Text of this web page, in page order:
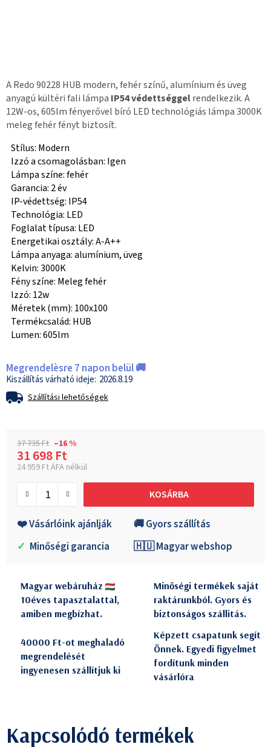
A Redo 90228 HUB modern, fehér színű, alumínium és üveg
anyagú kültéri fali lámpa IP54 védettséggelrendelkezik. A
12W-os, 605lm fényerővel bíró LED technológiás lámpa 3000K
meleg fehér fényt biztosít.
Stílus: Modern
Izzó a csomagolásban: Igen
Lámpa színe: fehér
Garancia: 2 év
IP-védettség: IP54
Technológia: LED
Foglalat típusa: LED
Energetikai osztály: A-A++
Lámpa anyaga: alumínium, üveg
Kelvin: 3000K
Fény színe: Meleg fehér
Izzó: 12w
Méretek (mm): 100x100
Termékcsalád: HUB
Lumen: 605lm
Megrendelèsre 7 napon belül 🚚
2026.8.19
Szállítási lehetőségek
37 735 Ft –16 %
31 698 Ft
24 959 Ft ÁFA nélkül
KOSÁRBA
❤️ Vásárlóink ajánlják
🚚 Gyors szállítás
✓ Minőségi garancia 🇭🇺 Magyar webshop
Magyar webáruház
10éves tapasztalattal,
amiben megbízhat.
Minőségi termékek saját
raktárunkból. Gyors és
biztonságos szállitás.
40000 Ft-ot meghaladó
megrendelését
ingyenesen szállítjuk ki
Képzett csapatunk segít
Önnek. Egyedi figyelmet
fordítunk minden
vásárlóra
Kapcsolódó termékek